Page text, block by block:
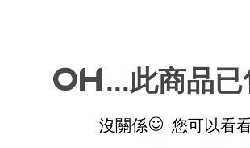
...此商品已
沒關係
您可以看